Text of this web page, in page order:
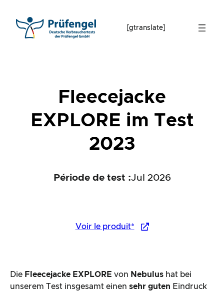
content
[gtranslate]
Fleecejacke
EXPLORE im Test
2023
Période de test :Jul 2026
Voir le produit*
Die Fleecejacke EXPLORE von Nebulus hat bei
unserem Test insgesamt einen sehr guten Eindruck